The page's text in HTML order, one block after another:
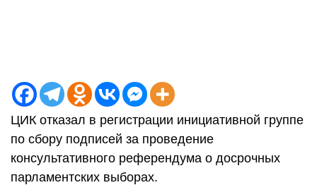
ЦИК отказал в регистрации инициативной группе
по сбору подписей за проведение
консультативного референдума о досрочных
парламентских выборах.